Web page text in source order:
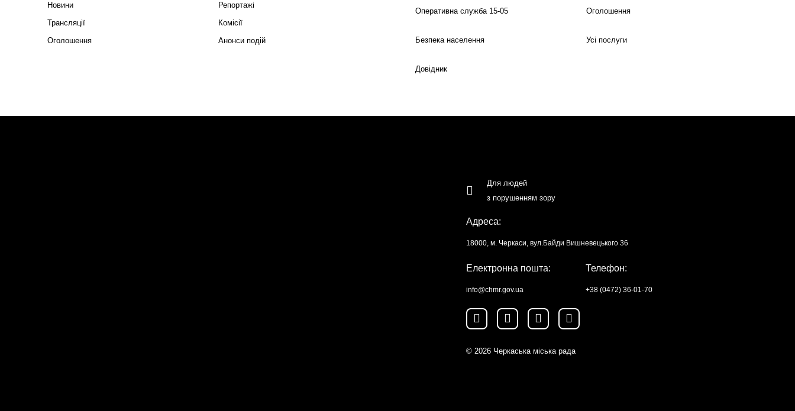
Новини
Репортажі
Трансляції
Комісії
Оголошення
Анонси подій
Оперативна служба 15-05 Оголошення
Безпека населення Усі послуги
Довідник
Для людей
з порушенням зору
Адреса:
18000, м. Черкаси, вул.Байди Вишневецького 36
Електронна пошта:
info@chmr.gov.ua
Телефон:
+38 (0472) 36-01-70
© 2026 Черкаська міська рада